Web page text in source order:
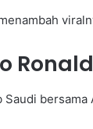
Saudi bersama